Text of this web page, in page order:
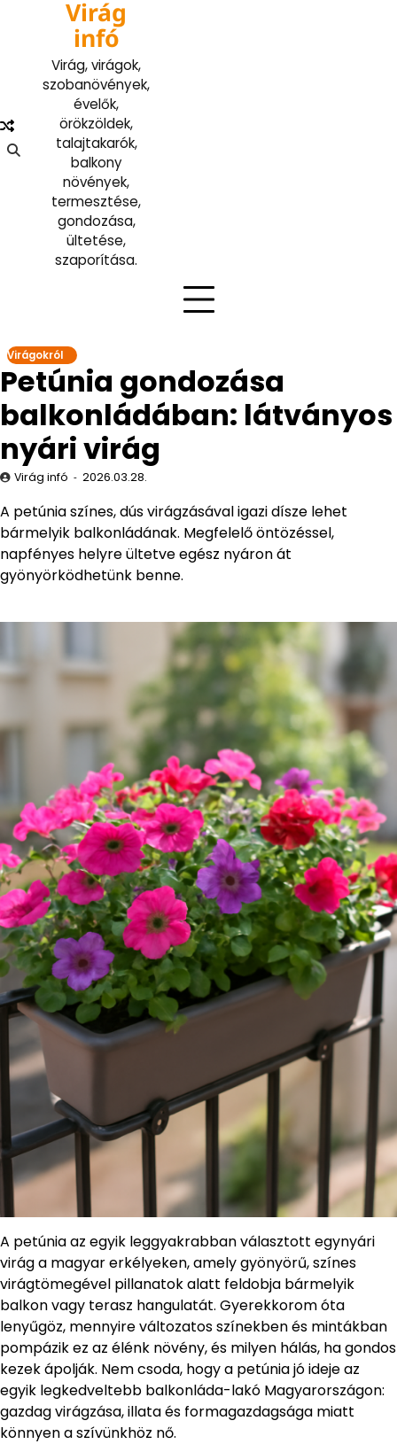
Virág
infó
Virág, virágok,
szobanövények,
évelők,
örökzöldek,
talajtakarók,
balkony
növények,
termesztése,
gondozása,
ültetése,
szaporítása.
Virágokról
Petúnia gondozása
balkonládában: látványos
nyári virág
Virág infó 2026.03.28.
A petúnia színes, dús virágzásával igazi dísze lehet
bármelyik balkonládának. Megfelelő öntözéssel,
napfényes helyre ültetve egész nyáron át
gyönyörködhetünk benne.
A petúnia az egyik leggyakrabban választott egynyári
virág a magyar erkélyeken, amely gyönyörű, színes
virágtömegével pillanatok alatt feldobja bármelyik
balkon vagy terasz hangulatát. Gyerekkorom óta
lenyűgöz, mennyire változatos színekben és mintákban
pompázik ez az élénk növény, és milyen hálás, ha gondos
kezek ápolják. Nem csoda, hogy a petúnia jó ideje az
egyik legkedveltebb balkonláda-lakó Magyarországon:
gazdag virágzása, illata és formagazdagsága miatt
könnyen a szívünkhöz nő.